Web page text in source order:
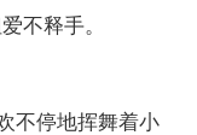
不释手。
不停地挥舞着小